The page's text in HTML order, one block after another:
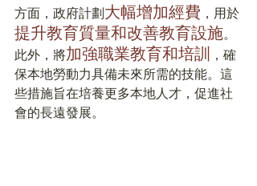
方面，政府計劃大幅增加經費 ，用於
提升教育質量和改善教育設施。
此外，將加強職業教育和培訓 ，確
保本地勞動力具備未來所需的技能。這
些措施旨在培養更多本地人才，促進社
會的長遠發展。